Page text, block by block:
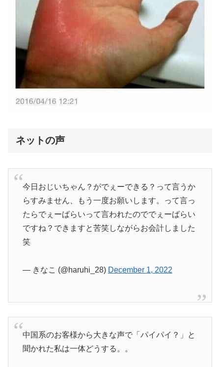
ネットの声
今日おじいちゃん？がでぇーできる？って言うか
らすみません、もう一度お願いします。って言っ
たらでぇーばらいって言われたのででぇーばらい
ですね？できますと苦笑しながらお会計しました
笑
— きなこ (@haruhi_28) December 1, 2022
中国系のお客様から大きな声で「パイパイ？」と
聞かれた私は一体どうする。。